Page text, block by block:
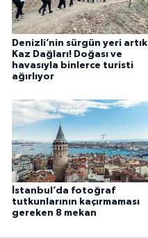
Denizli’nin sürgün yeri artık
Kaz Dağları! Doğası ve
havasıyla binlerce turisti
ağırlıyor
İstanbul’da fotoğraf
tutkunlarının kaçırmaması
gereken 8 mekan